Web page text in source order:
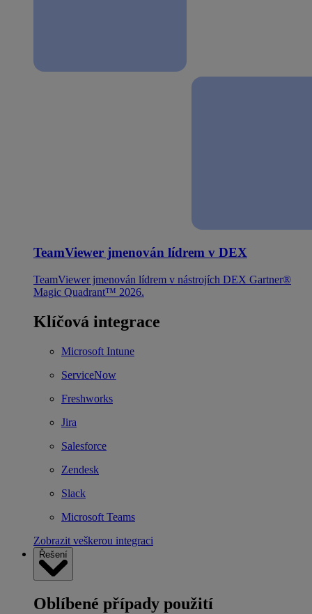
TeamViewer jmenován lídrem v DEX
TeamViewer jmenován lídrem v nástrojích DEX Gartner®
Magic Quadrant™ 2026.
Klíčová integrace
Microsoft Intune
ServiceNow
Freshworks
Jira
Salesforce
Zendesk
Slack
Microsoft Teams
Zobrazit veškerou integraci
Řešení
Oblíbené případy použití